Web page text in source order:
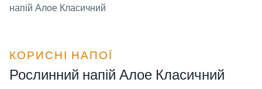
напій Алое Класичний
КОРИСНІ НАПОЇ
Рослинний напій Алое Класичний